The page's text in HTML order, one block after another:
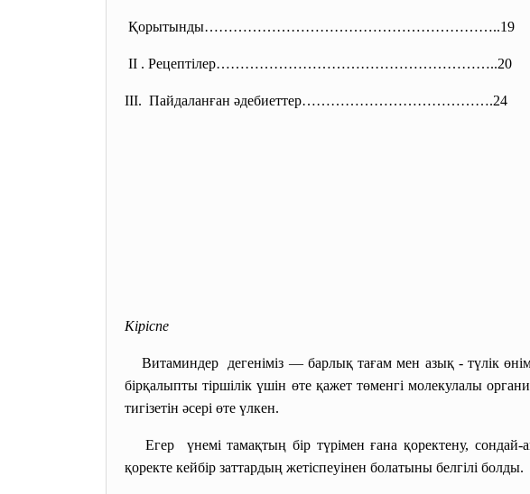
Қорытынды……………………………………………………..19
II . Рецептілер…………………………………………………..20
III. Пайдаланған әдебиеттер………………………………….24
Кіріспе
Витаминдер дегеніміз — барлық тағам мен азық - түлік
бірқалыпты тіршілік үшін өте қажет төменгі молекулалы
тигізетін әсері өте үлкен.
Егер үнемі тамақтың бір түрімен ғана қоректену, сондай-
қоректе кейбір заттардың жетіспеуінен болатыны белгілі болды.